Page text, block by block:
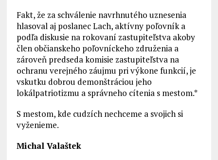
Fakt, že za schválenie navrhnutého uznesenia
hlasoval aj poslanec Lach, aktívny poľovník a
podľa diskusie na rokovaní zastupiteľstva akoby
člen občianskeho poľovníckeho združenia a
zároveň predseda komisie zastupiteľstva na
ochranu verejného záujmu pri výkone funkcií, je
vskutku dobrou demonštráciou jeho
lokálpatriotizmu a správneho cítenia s mestom.*
S mestom, kde cudzích nechceme a svojich si
vyženieme.
Michal Valaštek